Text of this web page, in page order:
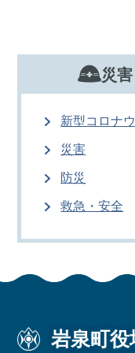
災
新型コロナ
災害
防災
救急・安全
岩泉町役